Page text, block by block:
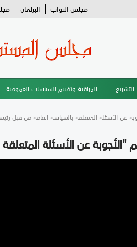
مجلس النواب البرلمان
التشريع المراقبة وتقييم السياسات العمومية
الأسئلة المتعلقة بالسياسة العامة من قبل
عن الأسئلة